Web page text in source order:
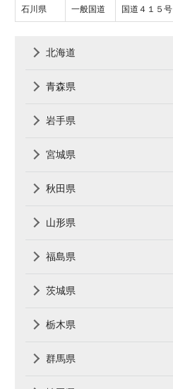
石川県 一般国道 国道４１５号
北海道
青森県
岩手県
宮城県
秋田県
山形県
福島県
茨城県
栃木県
群馬県